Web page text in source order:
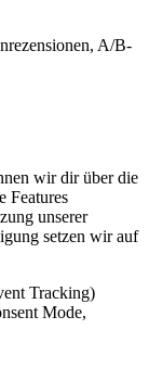
A/B-
wir dir über die
Features
unserer
setzen wir auf
Tracking)
Mode,